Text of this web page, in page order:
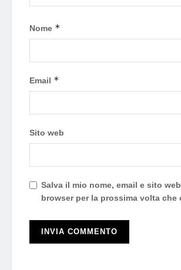
Nome *
Email *
Sito web
Salva il mio nome, email e sito
browser per la prossima volta che